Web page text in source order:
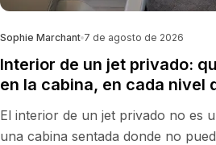
Sophie Marchant 7 de agosto de 2026
Interior de un jet privado:
en la cabina, en cada nivel
El interior de un jet privado no es
una cabina sentada donde no